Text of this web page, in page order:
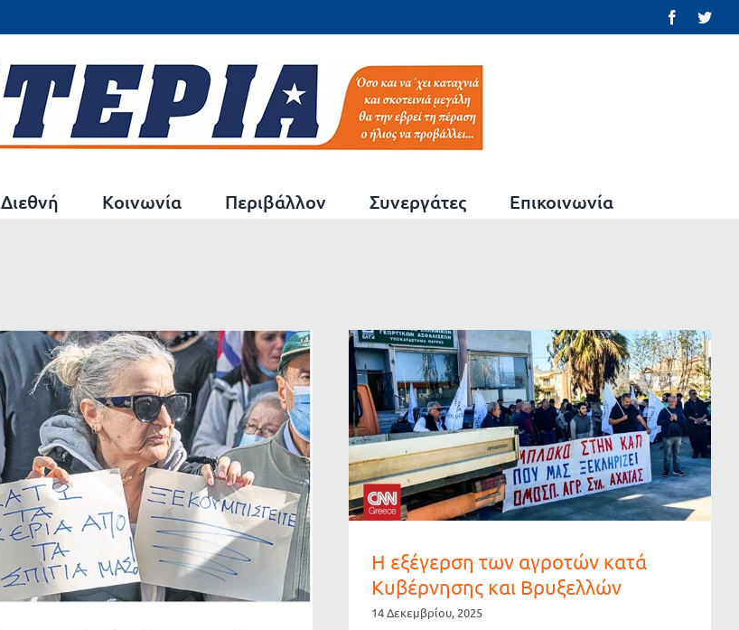
Facebook
Διεθνή Κοινωνία Περιβάλλον Συνεργάτες Επικοινωνία
Η εξέγερση των αγροτών κατά
Κυβέρνησης και Βρυξελλών
14 Δεκεμβρίου, 2025